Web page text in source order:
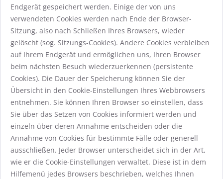
Endgerät gespeichert werden. Einige der von uns
verwendeten Cookies werden nach Ende der Browser-
Sitzung, also nach Schließen Ihres Browsers, wieder
gelöscht (sog. Sitzungs-Cookies). Andere Cookies verbleiben
auf Ihrem Endgerät und ermöglichen uns, Ihren Browser
beim nächsten Besuch wiederzuerkennen (persistente
Cookies). Die Dauer der Speicherung können Sie der
Übersicht in den Cookie-Einstellungen Ihres Webbrowsers
entnehmen. Sie können Ihren Browser so einstellen, dass
Sie über das Setzen von Cookies informiert werden und
einzeln über deren Annahme entscheiden oder die
Annahme von Cookies für bestimmte Fälle oder generell
ausschließen. Jeder Browser unterscheidet sich in der Art,
wie er die Cookie-Einstellungen verwaltet. Diese ist in dem
Hilfemenü jedes Browsers beschrieben, welches Ihnen